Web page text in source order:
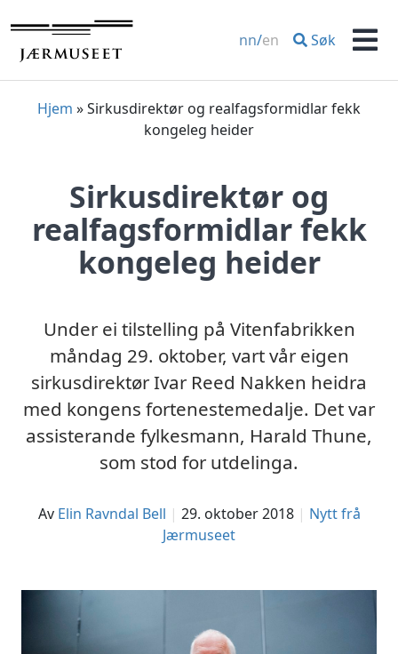
til
innhold
nn/en Søk
Hjem »Sirkusdirektør og realfagsformidlar fekk
kongeleg heider
Sirkusdirektør og
realfagsformidlar fekk
kongeleg heider
Under ei tilstelling på Vitenfabrikken
måndag 29. oktober, vart vår eigen
sirkusdirektør Ivar Reed Nakken heidra
med kongens fortenestemedalje. Det var
assisterande fylkesmann, Harald Thune,
som stod for utdelinga.
av Elin Ravndal Bell 29. oktober 2018
Nytt frå
Jærmuseet